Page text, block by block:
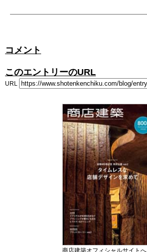
コメント
このエントリーのURL
URL
商店建築オフィシャルサイトへ